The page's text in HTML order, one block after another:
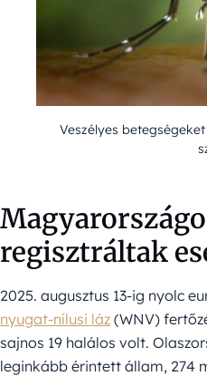
Veszélyes
regisztráltak
2025. augusztus 13-ig nyolc
nyugat-nílusi láz (WNV)
sajnos 19 halálos volt.
leginkább érintett állam, 274